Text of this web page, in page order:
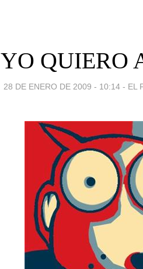
YO QUIERO
28 DE ENERO DE 2009 - 10:14 - EL